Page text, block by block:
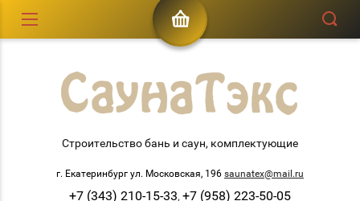
Строительство бань и саун, комплектующие
г. Екатеринбург ул. Московская, 196 saunatex@mail.ru
+7 (343) 210-15-33, +7 (958) 223-50-05